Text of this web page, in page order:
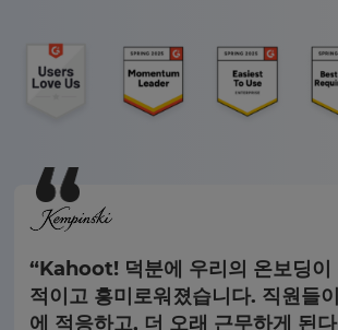
“Kahoot! 덕분에 우리의 온보딩이
적이고 흥미로워졌습니다. 직원들
에 적응하고, 더 오래 근무하게 된